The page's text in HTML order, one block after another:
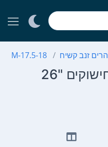
הרים זנב קשיח M-17.5-18